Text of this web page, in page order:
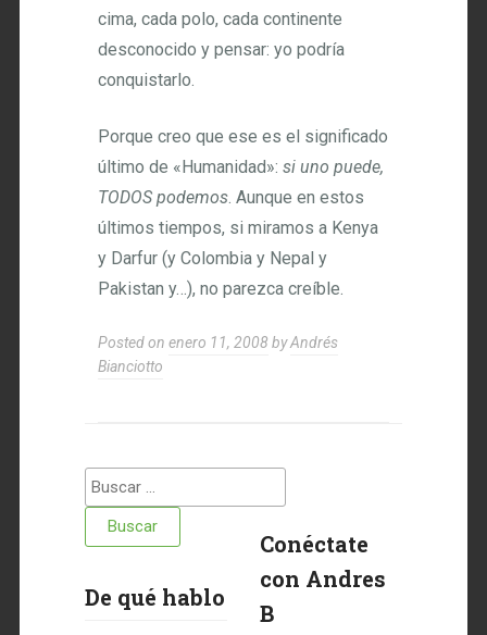
cima, cada polo, cada continente
desconocido y pensar: yo podría
conquistarlo.
Porque creo que ese es el significado
último de «Humanidad»:si uno puede,
TODOS podemos. Aunque en estos
últimos tiempos, si miramos a Kenya
y Darfur (y Colombia y Nepal y
Pakistan y…), no parezca creíble.
Posted onenero 11, 2008 byAndrés
Bianciotto
Buscar:
De qué hablo
Conéctate
con Andres
B